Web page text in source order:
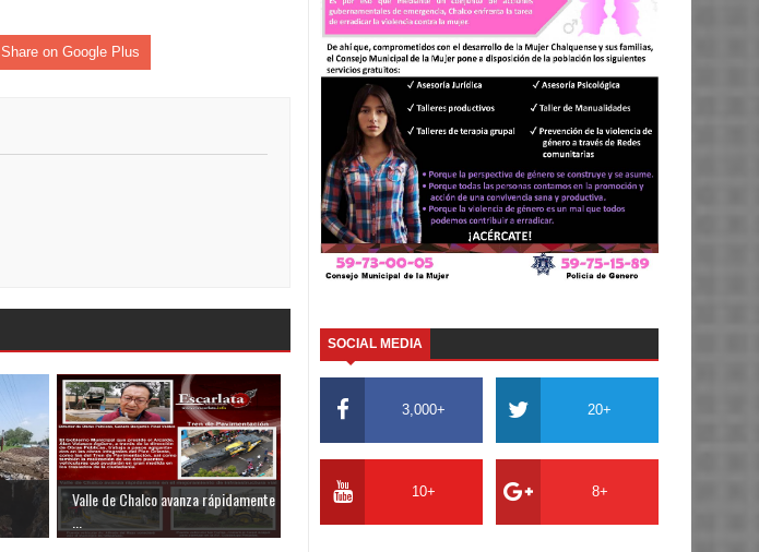
Share on Google Plus
Valle de Chalco avanza rápidamente
...
SOCIAL MEDIA
3,000+ 20+
10+ 8+